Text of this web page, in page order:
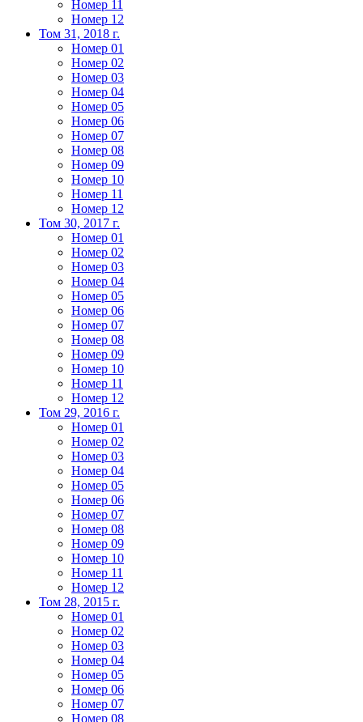
Номер 11
Номер 12
Том 31, 2018 г.
Номер 01
Номер 02
Номер 03
Номер 04
Номер 05
Номер 06
Номер 07
Номер 08
Номер 09
Номер 10
Номер 11
Номер 12
Том 30, 2017 г.
Номер 01
Номер 02
Номер 03
Номер 04
Номер 05
Номер 06
Номер 07
Номер 08
Номер 09
Номер 10
Номер 11
Номер 12
Том 29, 2016 г.
Номер 01
Номер 02
Номер 03
Номер 04
Номер 05
Номер 06
Номер 07
Номер 08
Номер 09
Номер 10
Номер 11
Номер 12
Том 28, 2015 г.
Номер 01
Номер 02
Номер 03
Номер 04
Номер 05
Номер 06
Номер 07
Номер 08